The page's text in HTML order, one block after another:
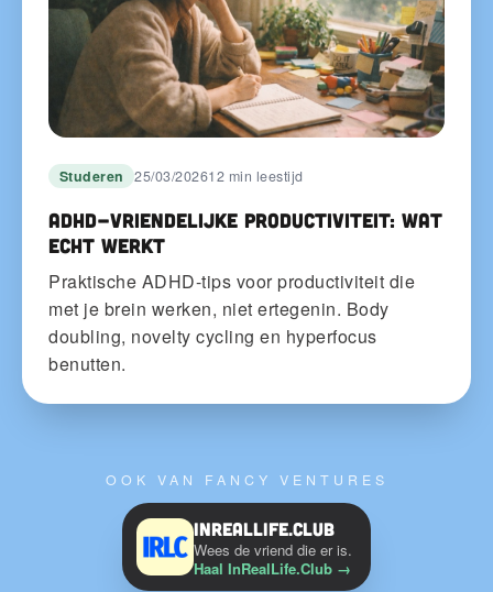
Studeren 25/03/202612 min leestijd
ADHD-vriendelijke productiviteit: wat
echt werkt
Praktische ADHD-tips voor productiviteit die
met je brein werken, niet ertegenin. Body
doubling, novelty cycling en hyperfocus
benutten.
OOK VAN FANCY VENTURES
InRealLife.Club
Wees de vriend die er is.
Haal InRealLife.Club →